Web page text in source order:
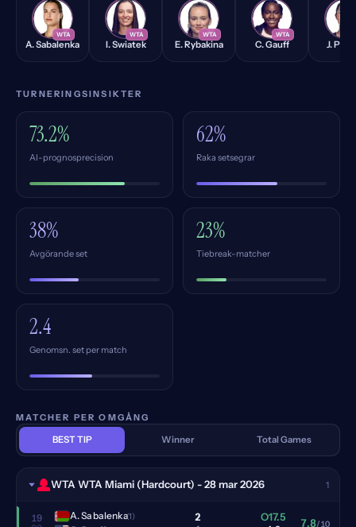
AS
WTA
A. Sabalenka
IS
WTA
I. Swiatek
ER
WTA
E. Rybakina
CG
WTA
C. Gauff
JP
J.
TURNERINGSINSIKTER
73.2%
AI-prognosprecision
62%
Raka setsegrar
38%
Avgörande set
23%
Tiebreak-matcher
2.4
Genomsn. set per match
MATCHER PER OMGÅNG
BEST TIP
Winner Total Games
WTA WTA Miami (Hardcourt) - 28 mar 2026 1
19
A. Sabalenka(1)
2
O17.5 7.8/10